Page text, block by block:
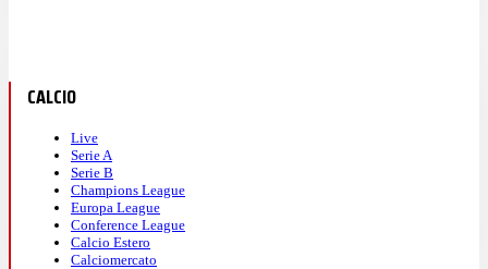
CALCIO
Live
Serie A
Serie B
Champions League
Europa League
Conference League
Calcio Estero
Calciomercato